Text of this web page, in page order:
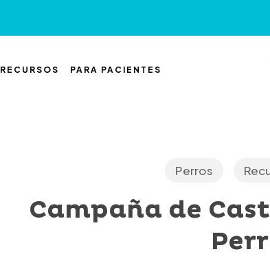
RECURSOS PARA PACIENTES
Perros
Campaña de